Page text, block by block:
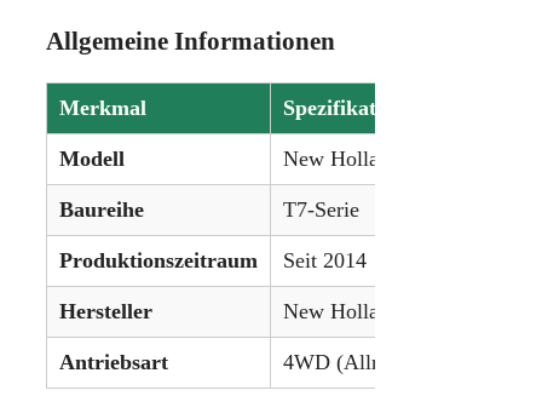
Allgemeine Informationen
Merkmal Spezifikation
Modell New Holland T7.175
Baureihe T7-Serie
Produktionszeitraum Seit 2014
Hersteller New Holland (CNH)
Antriebsart 4WD (Allradantrieb)